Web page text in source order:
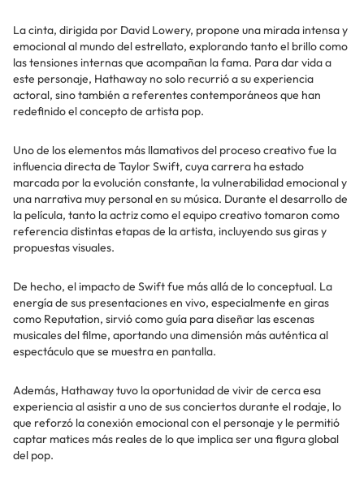
La cinta, dirigida por David Lowery, propone una mirada intensa y
emocional al mundo del estrellato, explorando tanto el brillo como
las tensiones internas que acompañan la fama. Para dar vida a
este personaje, Hathaway no solo recurrió a su experiencia
actoral, sino también a referentes contemporáneos que han
redefinido el concepto de artista pop.
Uno de los elementos más llamativos del proceso creativo fue la
influencia directa de Taylor Swift, cuya carrera ha estado
marcada por la evolución constante, la vulnerabilidad emocional y
una narrativa muy personal en su música. Durante el desarrollo de
la película, tanto la actriz como el equipo creativo tomaron como
referencia distintas etapas de la artista, incluyendo sus giras y
propuestas visuales.
De hecho, el impacto de Swift fue más allá de lo conceptual. La
energía de sus presentaciones en vivo, especialmente en giras
como Reputation, sirvió como guía para diseñar las escenas
musicales del filme, aportando una dimensión más auténtica al
espectáculo que se muestra en pantalla.
Además, Hathaway tuvo la oportunidad de vivir de cerca esa
experiencia al asistir a uno de sus conciertos durante el rodaje, lo
que reforzó la conexión emocional con el personaje y le permitió
captar matices más reales de lo que implica ser una figura global
del pop.